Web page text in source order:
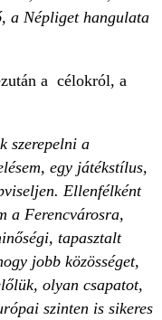
a Népliget hangulata
a célokról, a
szerepelni a
egy játékstílus,
Ellenfélként
a Ferencvárosra,
tapasztalt
jobb közösséget,
olyan csapatot,
szinten is sikeres